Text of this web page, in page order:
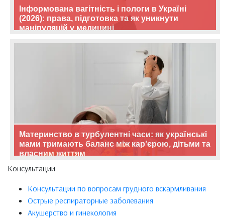
Інформована вагітність і пологи в Україні
(2026): права, підготовка та як уникнути
маніпуляцій у медицині
Материнство в турбулентні часи: як українські
мами тримають баланс між кар’єрою, дітьми та
власним життям
Консультации
Консультации по вопросам грудного вскармливания
Острые респираторные заболевания
Акушерство и гинекология